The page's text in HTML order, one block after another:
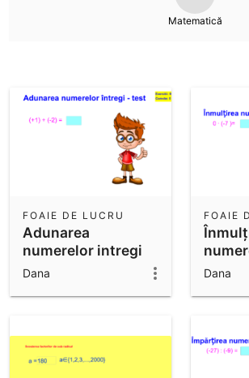
Descărcările Aplicației
Începe să utilizezi aplicațiile GeoGebra!
Matematică
Adunarea
numerelor intregi
FOAIE DE LUCRU
Dana
test
FOAIE
Dana